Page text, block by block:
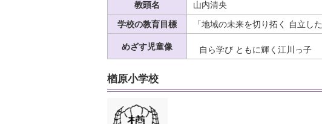
教頭名
山内清央
学校の教育目標
「地域の未来を切り拓く 自立し
めざす児童像 自ら学び ともに輝く江川っ子
楢原小学校